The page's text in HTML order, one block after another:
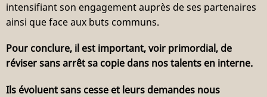
intensifiant son engagement auprès de ses partenaires
ainsi que face aux buts communs.
Pour conclure, il est important, voir primordial, de
réviser sans arrêt sa copie dans nos talents en interne.
Ils évoluent sans cesse et leurs demandes nous